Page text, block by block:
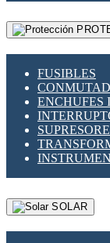
FUSIBLES
ENCHUFES
SOLAR